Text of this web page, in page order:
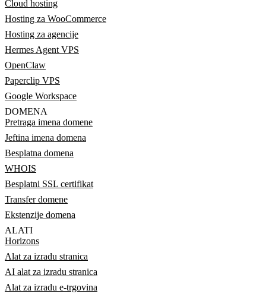
Cloud hosting
Hosting za WooCommerce
Hosting za agencije
Hermes Agent VPS
OpenClaw
Paperclip VPS
Google Workspace
DOMENA
Pretraga imena domene
Jeftina imena domena
Besplatna domena
WHOIS
Besplatni SSL certifikat
Transfer domene
Ekstenzije domena
ALATI
Horizons
Alat za izradu stranica
AI alat za izradu stranica
Alat za izradu e-trgovina